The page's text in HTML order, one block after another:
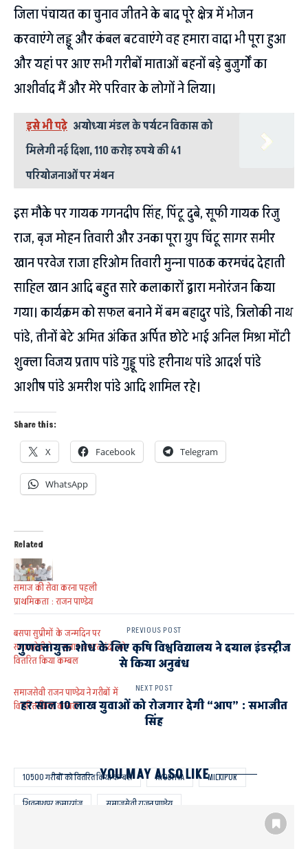
जिला पंचायत का चुनाव जीतने के बाद पूरे क्षेत्र में भोजन
करवाएंगे लड्डू और कंबल बटवाएंगे वह हमारा वादा भी पूरा हुआ
और यहां पर आए सभी गरीबों माताओं बहनों बड़े बुजुर्गों का
आशीर्वाद मैं और मेरे परिवार के लोगों ने लिया।
इसे भी पढ़े अयोध्या मंडल के पर्यटन विकास को
मिलेगी नई दिशा, 110 करोड़ रुपये की 41
परियोजनाओं पर मंथन
इस मौके पर गायक गगनदीप सिंह, पिंटू दुबे, सूफी गायक रिजु
राज, बृज मोहन तिवारी और उनका पूरा ग्रुप चिंटू सागर समीर
खान परवेज राजा हरिओम तिवारी मुन्ना पाठक करमचंद देहाती
साहिल खान आदि बहुत सारे कलाकारों द्वारा मनोरंजन किया
गया। कार्यक्रम को सफल बनाने में बम बहादुर पांडे, त्रिलोकी नाथ
पांडे, तीनों बेटे अमित अंकित अर्पित छोटे भाई अनिल मिश्रा मोंटी
शुक्ला विजय प्रताप पांडे गुड्डू पांडे हरीनाथ पांडे आदर्श पांडे
आशीष पांडे अमरीश पांडे आदि शामिल रहे।
Share this:
X Facebook Telegram
WhatsApp
Related
समाज की सेवा करना पहली
प्राथमिकता : राजन पाण्डेय
बसपा सुप्रीमों के जन्मदिन पर
समाजसेवी ने 11 हजार जरूरतमंदों को
वितरित किया कम्बल
समाजसेवी राजन पाण्डेय ने गरीबों में
वितरित किया कम्बल
10500 गरीबों को वितरित किया कम्बल AYODHYA MILKIPUR
शिवनाथपुर कुमारगंज समाजसेवी राजन पाण्डेय
PREVIOUS POST
गुणवत्तायुक्त शोध के लिए कृषि विश्वविद्यालय ने दयाल इंडस्ट्रीज
से किया अनुबंध
NEXT POST
हर साल 10 लाख युवाओं को रोजगार देगी “आप” : सभाजीत
सिंह
YOU MAY ALSO LIKE